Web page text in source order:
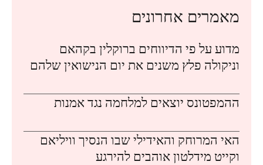
מאמרים אחרונים
מדוע על פי הדיווחים ברוקלין בקהאם
וניקולה פלץ משנים את יום הנישואין שלהם
ההמפטונס יוצאים למלחמה נגד אמנות
האי המרוחק והאידילי שבו הנסיך וויליאם
וקייט מידלטון אוהבים להירגע